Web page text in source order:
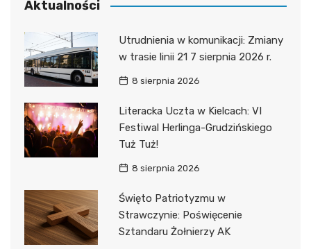
Aktualności
Utrudnienia w komunikacji: Zmiany
w trasie linii 21 7 sierpnia 2026 r.
8 sierpnia 2026
Literacka Uczta w Kielcach: VI
Festiwal Herlinga-Grudzińskiego
Tuż Tuż!
8 sierpnia 2026
Święto Patriotyzmu w
Strawczynie: Poświęcenie
Sztandaru Żołnierzy AK